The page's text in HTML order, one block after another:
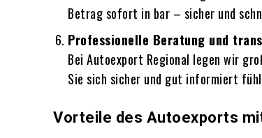
Betrag sofort in bar – sicher und
Professionelle Beratung und
Bei Autoexport Regional legen wir
Sie sich sicher und gut informiert
Vorteile des Autoexports